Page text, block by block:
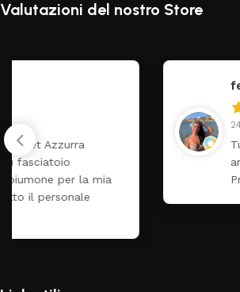
Valutazioni del nostro Store
Tutti perfetto! Ho ordinato
arrivato ben imballato dopo
Prezzo ottimi rispetto la